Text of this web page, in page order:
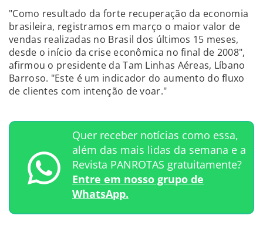
"Como resultado da forte recuperação da economia
brasileira, registramos em março o maior valor de
vendas realizadas no Brasil dos últimos 15 meses,
desde o início da crise econômica no final de 2008",
afirmou o presidente da Tam Linhas Aéreas, Líbano
Barroso. "Este é um indicador do aumento do fluxo
de clientes com intenção de voar."
Quer receber notícias como essa,
além das mais lidas da semana e a
Revista PANROTAS gratuitamente?
Entre em nosso grupo de
WhatsApp.